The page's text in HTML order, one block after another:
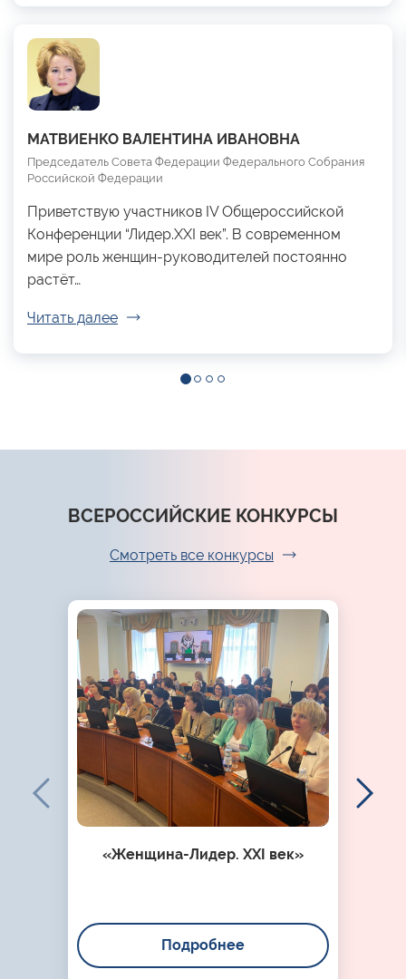
МАТВИЕНКО ВАЛЕНТИНА ИВАНОВНА
Председатель Совета Федерации Федерального Собрания
Российской Федерации
Приветствую участников IV Общероссийской
Конференции “Лидер.XXI век”. В современном
мире роль женщин-руководителей постоянно
растёт…
Читать далее
ВСЕРОССИЙСКИЕ КОНКУРСЫ
Смотреть все конкурсы
«Женщина-Лидер. XXI век»
Подробнее